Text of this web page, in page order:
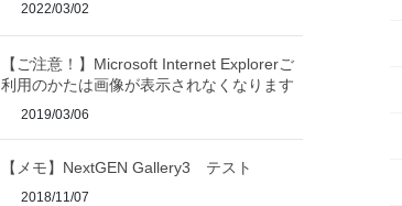
2022/03/02
【ご注意！】Microsoft Internet Explorerご
利用のかたは画像が表示されなくなります
2019/03/06
【メモ】NextGEN Gallery3 テスト
2018/11/07